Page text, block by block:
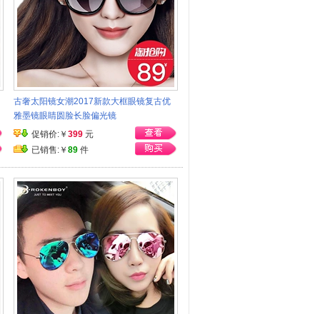
古奢太阳镜女潮2017新款大框眼镜复古优
雅墨镜眼睛圆脸长脸偏光镜
促销价:￥ 399 元
已销售:￥ 89 件